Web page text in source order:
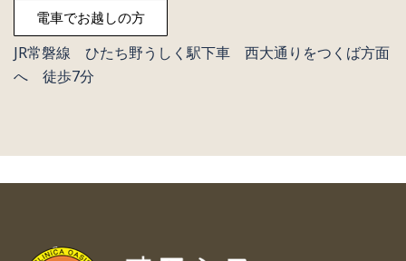
電車でお越しの方
JR常磐線 ひたち野うしく駅下車 西大通りをつくば方面
へ 徒歩7分